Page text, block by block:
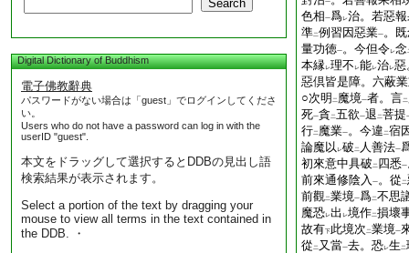
Search
Digital Dictionary of Buddhism
電子佛教辭典
パスワードがない場合は「guest」でログインしてくださ
い。
Users who do not have a password can log in with the
userID "guest".
本文をドラッグして選択するとDDBの見出し語
検索結果が表示されます。
Select a portion of the text by dragging your
mouse to view all terms in the text contained in
the DDB. ・
一
色相一爲レ治。若惡
準二例習因惡業一。
量功徳一。今但令レ念
本縁レ理不 レ能レ治レ惡
惡倶皆是障。六蔽
○次明 二 魔境一者。言二
死一貪 二五欲一退 二菩提
行二 魔業一。今違 二宿
論魔以 レ破 二 人善法一
初來意中具破 二 四悉一
前來通修陰入 一。從 二
前觀二業境一爲二不思
魔恐レ出 レ境作二損壞
故有下此境次 二業境一
從 二 又當一去。恐レ生 二